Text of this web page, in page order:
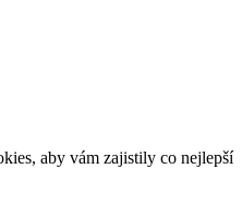
aby vám zajistily co nejlepší